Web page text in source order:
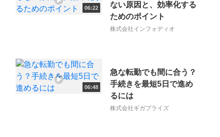
06:22
ない原因と、効率化する
ためのポイント
株式会社インフォディオ
06:48
急な転勤でも間に合う？
手続きを最短5日で進め
るには
株式会社ギガプライズ